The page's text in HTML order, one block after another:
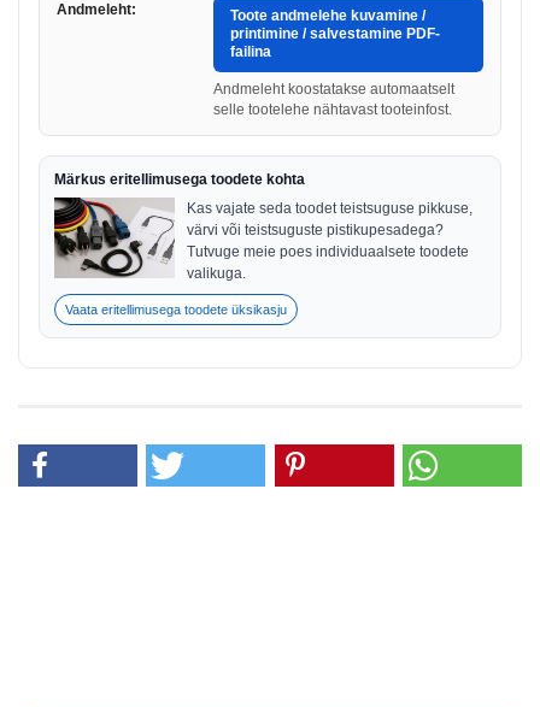
Andmeleht:
Toote andmelehe kuvamine /
printimine / salvestamine PDF-
failina
Andmeleht koostatakse automaatselt
selle tootelehe nähtavast tooteinfost.
Märkus eritellimusega toodete kohta
Kas vajate seda toodet teistsuguse pikkuse,
värvi või teistsuguste pistikupesadega?
Tutvuge meie poes individuaalsete toodete
valikuga.
Vaata eritellimusega toodete üksikasju